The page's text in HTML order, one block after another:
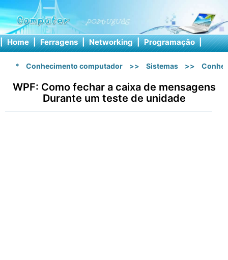
| Home | Ferragens | Networking | Programação |
* Conhecimento computador >> Sistemas >>
WPF: Como fechar a caixa de mensagens
Durante um teste de unidade